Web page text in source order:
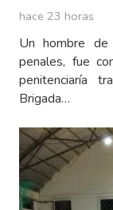
hace 23 horas
Un hombre
penales, fue
penitenciaría
Brigada…